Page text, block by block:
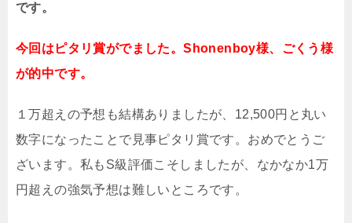
です。
今回はピタリ賞がでました。Shonenboy様、ごくう様
が的中です。
１万超えの予想も結構ありましたが、12,500円と丸い
数字になったことで見事ピタリ賞です。おめでとうご
ざいます。私もS級評価こそしましたが、なかなか1万
円超えの強気予想は難しいところです。